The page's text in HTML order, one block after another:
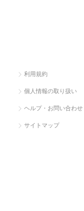
利用規約
個人情報の取り扱い
ヘルプ・お問い合わせ
サイトマップ